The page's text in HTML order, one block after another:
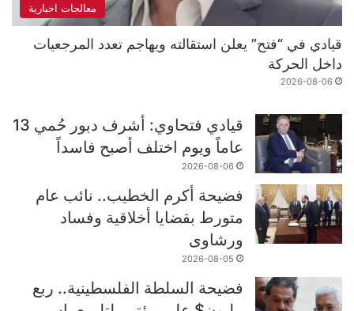
معالجات اخبارية
قيادي في “فتح” يعلن استقالته ويهاجم تعدد المرجعيات
داخل الحركة
2026-08-06
قيادي فتحاوي: أشرف دبور حُمي 13
عاماً ويوم اختلف أصبح فاسداً
2026-08-06
فضيحة أكرم الخطيب.. نائب عام
متورط بقضايا أخلاقية وفساد
ورشاوى
2026-08-05
فضيحة السلطة الفلسطينية.. ربع